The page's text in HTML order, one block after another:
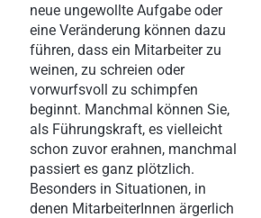
neue ungewollte Aufgabe oder
eine Veränderung können dazu
führen, dass ein Mitarbeiter zu
weinen, zu schreien oder
vorwurfsvoll zu schimpfen
beginnt. Manchmal können Sie,
als Führungskraft, es vielleicht
schon zuvor erahnen, manchmal
passiert es ganz plötzlich.
Besonders in Situationen, in
denen MitarbeiterInnen ärgerlich